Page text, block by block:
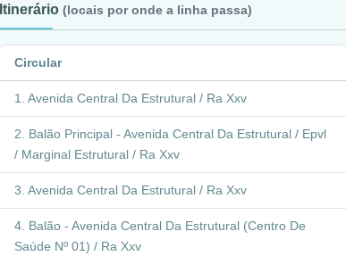
Itinerário (locais por onde a linha passa)
Circular
Avenida Central Da Estrutural / Ra Xxv
Balão Principal - Avenida Central Da Estrutural / Epvl
/ Marginal Estrutural / Ra Xxv
Avenida Central Da Estrutural / Ra Xxv
Balão - Avenida Central Da Estrutural (Centro De
Saúde Nº 01) / Ra Xxv